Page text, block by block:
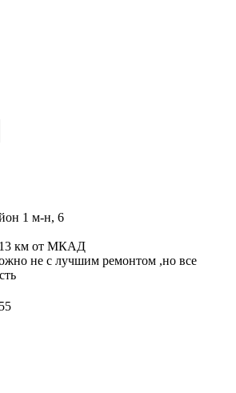
1 м-н, 6
13 км от МКАД
не с лучшим ремонтом ,но все